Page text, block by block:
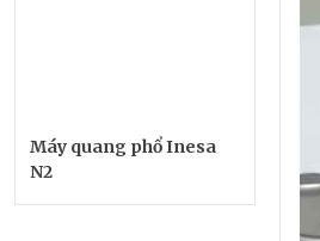
Máy quang phổ Inesa
N2